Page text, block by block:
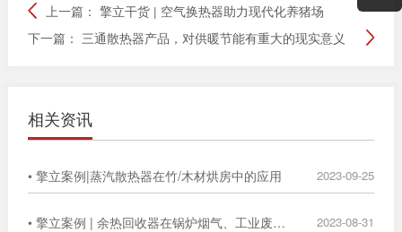
上一篇： 擎立干货 | 空气换热器助力现代化养猪场
下一篇： 三通散热器产品，对供暖节能有重大的现实意义
相关资讯
• 擎立案例|蒸汽散热器在竹/木材烘房中的应用 2023-09-25
• 擎立案例 | 余热回收器在锅炉烟气、工业废气中的广泛应用 2023-08-31